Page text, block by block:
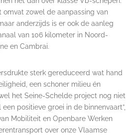
omvat zowel de aanpassing van
anderzijds is er ook de aanleg
van 106 kilometer in Noord-
en Cambrai.
sterk gereduceerd wat hand
een schoner milieu én
het Seine-Schelde project nog niet
positieve groei in de binnenvaart”,
Mobiliteit en Openbare Werken
over onze Vlaamse